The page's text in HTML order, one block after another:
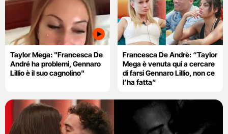
Taylor Mega: "Francesca De
André ha problemi, Gennaro
Lillio è il suo cagnolino"
Francesca De Andrè: “Taylor
Mega è venuta qui a cercare
di farsi Gennaro Lillio, non ce
l’ha fatta”